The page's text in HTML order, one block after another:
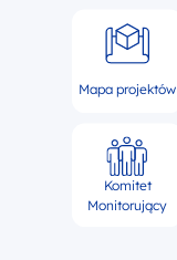
Mapa projektów
Komitet
Monitorujący